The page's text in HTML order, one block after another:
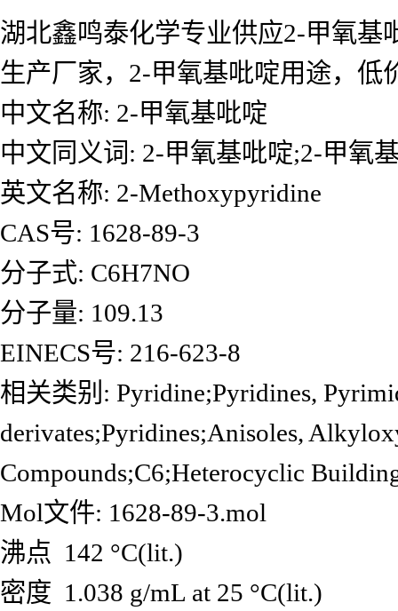
湖北鑫鸣泰化学专业供应2-甲氧基
生产厂家，2-甲氧基吡啶用途，
中文名称: 2-甲氧基吡啶
中文同义词: 2-甲氧基吡啶;2-甲氧
英文名称: 2-Methoxypyridine
CAS号: 1628-89-3
分子式: C6H7NO
分子量: 109.13
EINECS号: 216-623-8
相关类别: Pyridine;Pyridines,
derivates;Pyridines;Anisoles,
Compounds;C6;Heterocyclic
Mol文件: 1628-89-3.mol
沸点 142 °C(lit.)
密度 1.038 g/mL at 25 °C(lit.)